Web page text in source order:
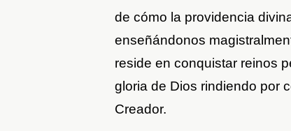
de cómo la providencia
enseñándonos
reside en conquistar reinos
gloria de Dios rindiendo por
Creador.